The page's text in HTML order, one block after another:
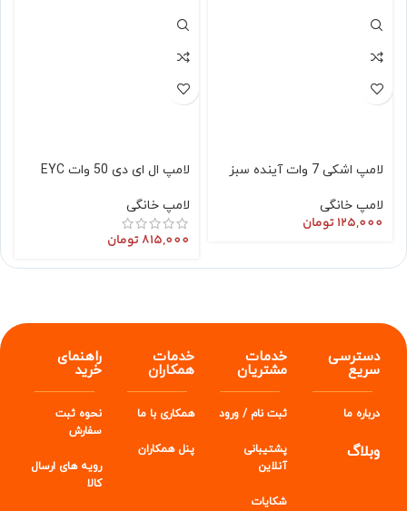
لامپ اشکی 7 وات آینده سبز
لامپ خانگی
125,000تومان
لامپ ال ای دی 50 وات EYC
لامپ خانگی
815,000تومان
دسترسی
سریع
درباره ما
وبلاگ
خدمات
مشتریان
ثبت نام / ورود
پشتیبانی
آنلاین
شکایات
خدمات
همکاران
همکاری با ما
پنلهمکاران
راهنمای
خرید
نحوه ثبت
سفارش
رویه های ارسال
کالا